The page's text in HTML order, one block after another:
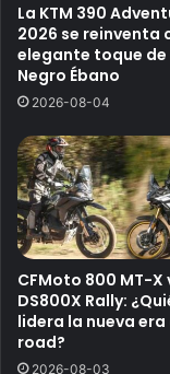
La KTM 390
2026 se reinventa
elegante toque de
Negro Ébano
2026-08-04
CFMoto 800 MT-X
DS800X Rally:
lidera la nueva
road?
2026-08-03